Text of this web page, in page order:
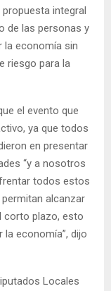
propuesta integral
de las personas y
la economía sin
riesgo para la
el evento que
ya que todos
en presentar
“y a nosotros
todos estos
alcanzar
corto plazo, esto
la economía”, dijo
Locales